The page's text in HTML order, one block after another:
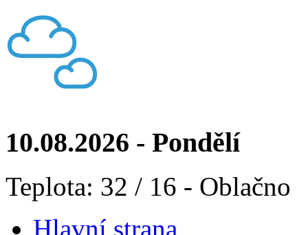
10.08.2026 - Pondělí
Teplota: 32 / 16 - Oblačno
Hlavní strana